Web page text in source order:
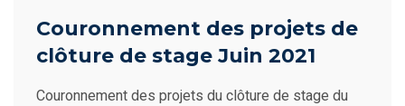
Couronnement des projets de
clôture de stage Juin 2021
Couronnement des projets du clôture de stage du